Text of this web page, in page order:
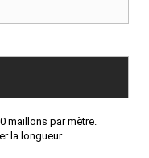
maillons par mètre.
la longueur.